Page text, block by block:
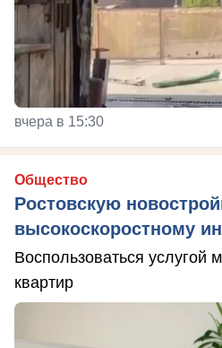
вчера в 15:30
Общество
Ростовскую
высокоскоростному
Воспользоваться услугой
квартир